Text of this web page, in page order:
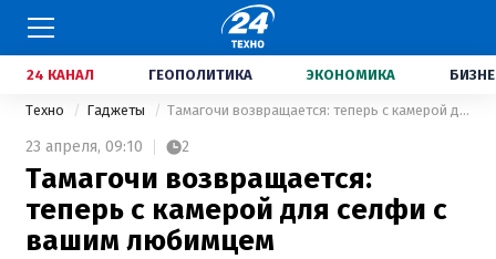
24 КАНАЛ ГЕОПОЛИТИКА ЭКОНОМИКА
Техно Гаджеты Тамагочи возвращается: теперь с камерой для селфи с вашим любимцем
23 апреля, 09:10 2
Тамагочи возвращается:
теперь с камерой для селфи с
вашим любимцем